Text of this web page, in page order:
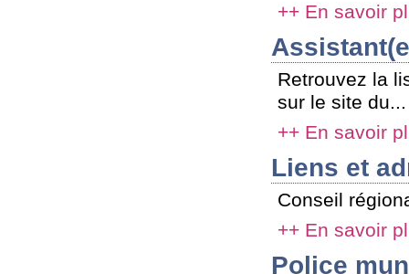
++ En savoir
Retrouvez la
sur le site du...
++ En savoir
Liens et
Conseil
++ En savoir
Police